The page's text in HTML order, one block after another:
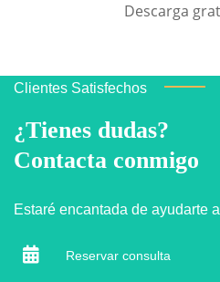
Descarga
Clientes Satisfechos
¿Tienes dudas?
Contacta conmigo
Estaré encantada de ayudarte
 Reservar consulta